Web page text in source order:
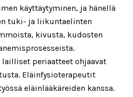
käyttäytyminen, ja hänellä
tuki- ja liikuntaelinten
kivusta, kudosten
periaatteet ohjaavat
Eläinfysioterapeutit
eläinlääkäreiden kanssa.